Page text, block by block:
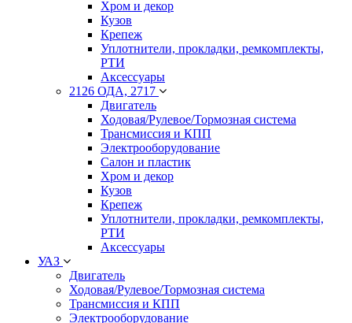
Хром и декор
Кузов
Крепеж
Уплотнители, прокладки, ремкомплекты,
РТИ
Аксессуары
2126 ОДА, 2717
Двигатель
Ходовая/Рулевое/Тормозная система
Трансмиссия и КПП
Электрооборудование
Салон и пластик
Хром и декор
Кузов
Крепеж
Уплотнители, прокладки, ремкомплекты,
РТИ
Аксессуары
УАЗ
Двигатель
Ходовая/Рулевое/Тормозная система
Трансмиссия и КПП
Электрооборудование